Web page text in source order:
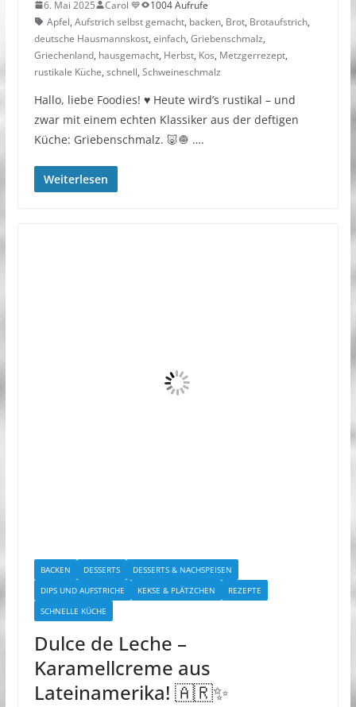
6. Mai 2025 Carol 💙
1004 Aufrufe
Apfel, Aufstrich selbst gemacht, backen, Brot, Brotaufstrich,
deutsche Hausmannskost, einfach, Griebenschmalz,
Griechenland, hausgemacht, Herbst, Kos, Metzgerrezept,
rustikale Küche, schnell, Schweineschmalz
Hallo, liebe Foodies! ♥︎ Heute wird’s rustikal – und
zwar mit einem echten Klassiker aus der deftigen
Küche: Griebenschmalz. 🐷🧅 ….
Weiterlesen
BACKEN DESSERTS
DESSERTS & NACHSPEISEN
DIPS UND AUFSTRICHE
KEKSE & PLÄTZCHEN
REZEPTE
SCHNELLE KÜCHE
Dulce de Leche –
Karamellcreme aus
Lateinamerika! 🇦🇷✨